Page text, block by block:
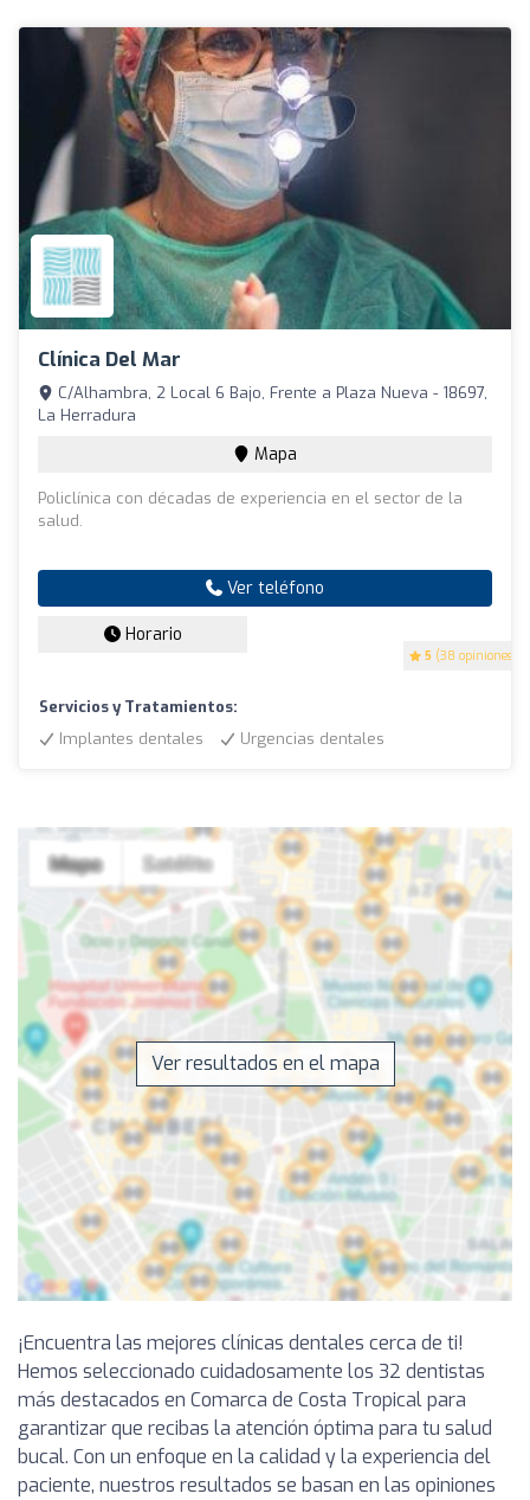
Clínica Del Mar
5 (38 opiniones)
C/Alhambra, 2 Local 6 Bajo, Frente a Plaza Nueva - 18697,
La Herradura
Mapa
Policlínica con décadas de experiencia en el sector de la
salud.
Ver teléfono
Horario
Servicios y Tratamientos:
Implantes dentales
Urgencias dentales
Ver resultados en el mapa
¡Encuentra las mejores clínicas dentales cerca de ti!
Hemos seleccionado cuidadosamente los 32 dentistas
más destacados en Comarca de Costa Tropical para
garantizar que recibas la atención óptima para tu salud
bucal. Con un enfoque en la calidad y la experiencia del
paciente, nuestros resultados se basan en las opiniones